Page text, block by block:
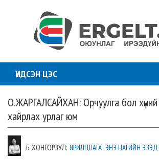
ҮНДСЭН ЦЭС
О.ЖАРГАЛСАЙХАН: Орчуулга бол хүний
хайрлах урлаг юм
Б. ХОНГОРЗУЛ: ЯРИЛЦЛАГА- ЭНЭ ЦАГИЙН ЭЗЭД